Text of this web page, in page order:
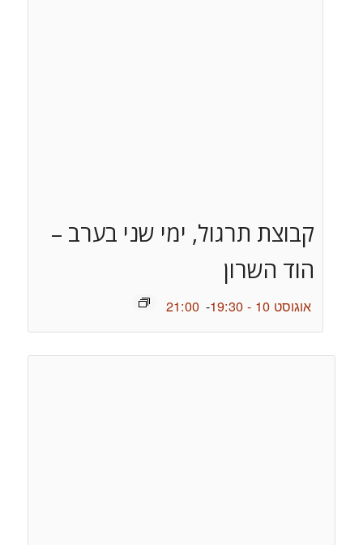
קבוצת תרגול, ימי שני בערב –
הוד השרון
אוגוסט 10 - 19:30 -
21:00